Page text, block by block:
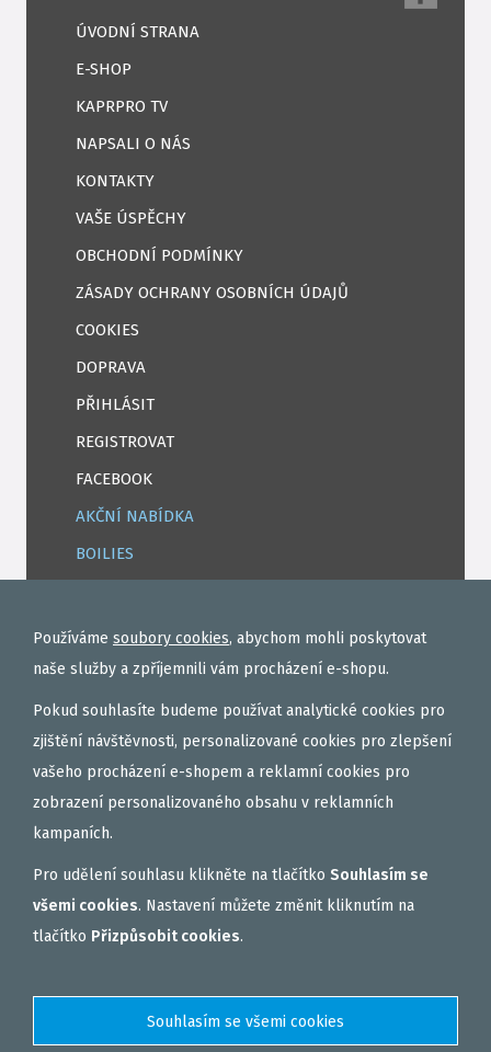
ÚVODNÍ STRANA
E-SHOP
KAPRPRO TV
NAPSALI O NÁS
KONTAKTY
VAŠE ÚSPĚCHY
OBCHODNÍ PODMÍNKY
ZÁSADY OCHRANY OSOBNÍCH ÚDAJŮ
COOKIES
DOPRAVA
PŘIHLÁSIT
REGISTROVAT
FACEBOOK
AKČNÍ NABÍDKA
BOILIES
TEKUTÉ
OBALOVAČKY
VAŘENÝ PARTIKL
BIŽUTERIE NA MONTÁŽE
DÁRKOVÝ POUKAZ, DÁRKOVÁ KAZETA
AKČNÍ SETY
VNADÍCÍ, KRMÍTKOVÉ SMĚSI
PVA PUNČOCHY A SÁČKY
Používáme soubory cookies, abychom mohli poskytovat
naše služby a zpříjemnili vám procházení e-shopu.
Pokud souhlasíte budeme používat analytické cookies pro
zjištění návštěvnosti, personalizované cookies pro zlepšení
vašeho procházení e-shopem a reklamní cookies pro
zobrazení personalizovaného obsahu v reklamních
kampaních.
Pro udělení souhlasu klikněte na tlačítko Souhlasím se
všemi cookies. Nastavení můžete změnit kliknutím na
tlačítko Přizpůsobit cookies.